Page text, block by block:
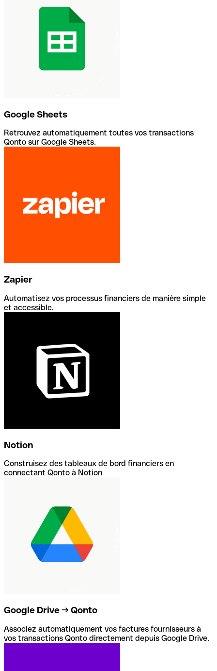
Google Sheets
Retrouvez automatiquement toutes vos transactions
Qonto sur Google Sheets.
Zapier
Automatisez vos processus financiers de manière simple
et accessible.
Notion
Construisez des tableaux de bord financiers en
connectant Qonto à Notion
Google Drive → Qonto
Associez automatiquement vos factures fournisseurs à
vos transactions Qonto directement depuis Google Drive.